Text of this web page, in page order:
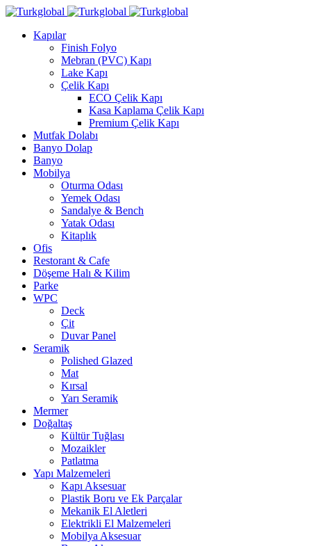
Kapılar
Finish Folyo
Mebran (PVC) Kapı
Lake Kapı
Çelik Kapı
ECO Çelik Kapı
Kasa Kaplama Çelik Kapı
Premium Çelik Kapı
Mutfak Dolabı
Banyo Dolap
Banyo
Mobilya
Oturma Odası
Yemek Odası
Sandalye & Bench
Yatak Odası
Kitaplık
Ofis
Restorant & Cafe
Döşeme Halı & Kilim
Parke
WPC
Deck
Çit
Duvar Panel
Seramik
Polished Glazed
Mat
Kırsal
Yarı Seramik
Mermer
Doğaltaş
Kültür Tuğlası
Mozaikler
Patlatma
Yapı Malzemeleri
Kapı Aksesuar
Plastik Boru ve Ek Parçalar
Mekanik El Aletleri
Elektrikli El Malzemeleri
Mobilya Aksesuar